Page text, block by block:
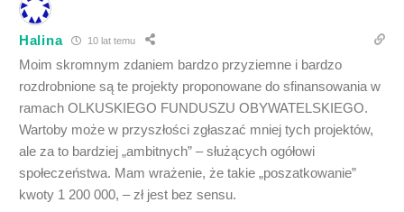
Halina 10 lat temu
Moim skromnym zdaniem bardzo przyziemne i bardzo
rozdrobnione są te projekty proponowane do sfinansowania w
ramach OLKUSKIEGO FUNDUSZU OBYWATELSKIEGO.
Wartoby może w przyszłości zgłaszać mniej tych projektów,
ale za to bardziej „ambitnych” – służących ogółowi
społeczeństwa. Mam wrażenie, że takie „poszatkowanie”
kwoty 1 200 000, – zł jest bez sensu.